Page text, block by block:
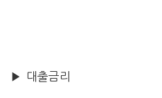
▶ 대출금리